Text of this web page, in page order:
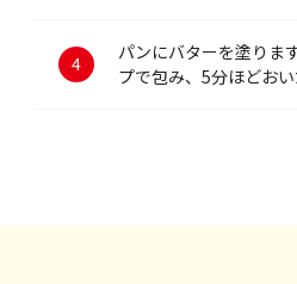
パンにバターを塗りま
プで包み、5分ほどお